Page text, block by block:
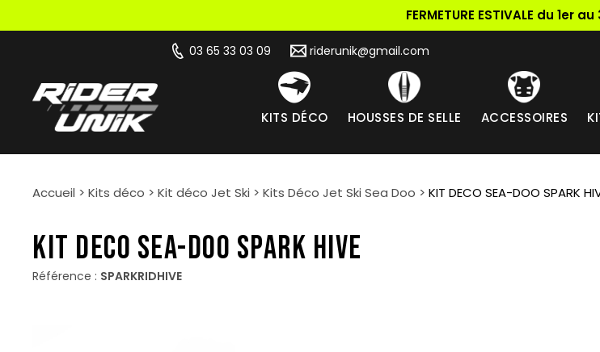
FERMETURE ESTIVALE du 1er
03 65 33 03 09 riderunik@gmail.com
KITS DÉCO HOUSSES DE SELLE ACCESSOIRES
Accueil > Kits déco > Kit déco Jet Ski > Kits Déco Jet Ski Sea Doo > KIT DECO SEA-DOO SPARK
KIT DECO SEA-DOO SPARK HIVE
Référence : SPARKRIDHIVE